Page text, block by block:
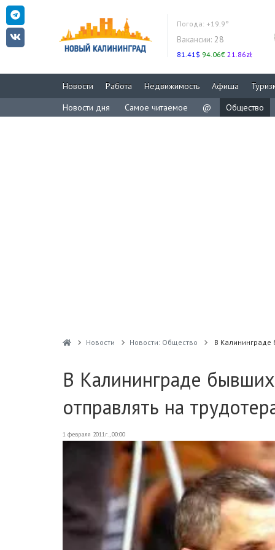
Погода: +19.9°
Вакансии: 28
81.41$ 94.06€ 21.86zł
Новости Работа Недвижимость Афиша
Новости дня
Самое читаемое @ Общество
Новости Новости: Общество В Калининграде
В Калининграде
отправлять на
1 февраля 2011г., 00:00